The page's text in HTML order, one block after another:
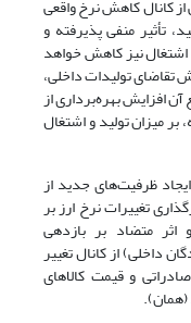
کانال کاهش نرخ واقعی
تأثیر منفی پذیرفته و
نیز کاهش خواهد
تقاضای تولیدات داخلی،
آن افزایش بهره‌برداری از
میزان تولید و اشتغال
ظرفیت‌های جدید از
تغییرات نرخ ارز بر
اثر متضاد بر بازدهی
داخلی) از کانال تغییر
و قیمت کالاهای
(همان).